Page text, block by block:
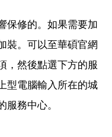
保修的。如果需要加
裝。可以至華碩官網
，然後點選下方的服
型電腦輸入所在的城
務中心。